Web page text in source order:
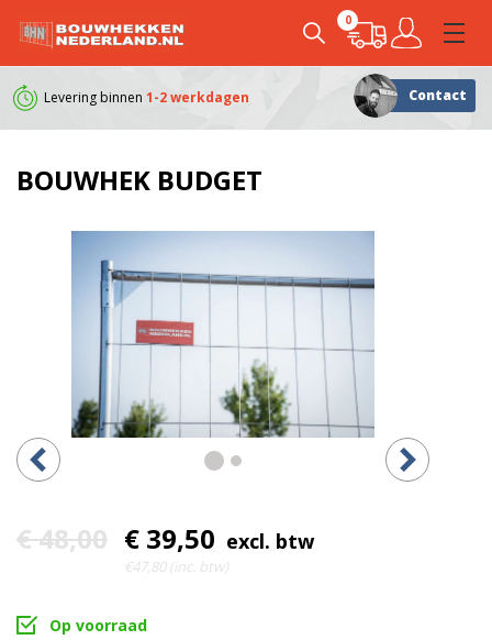
0
Levering binnen1-2 werkdagen Klanten geven ons
Contact
BOUWHEK BUDGET
€ 48,00 € 39,50 excl. btw
€47,80 (inc. btw)
Op voorraad